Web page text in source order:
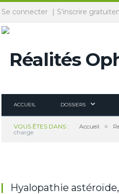
des cookies
Se connecter S'inscrire
ACCUEIL DOSSIERS
VOUS ÊTES DANS : Accueil »
charge
Hyalopathie